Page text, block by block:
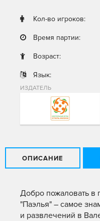
Кол-во игроков:
Время партии:
Возраст:
Язык:
ИЗДАТЕЛЬ
ОПИСАНИЕ
Добро пожаловать в
"Паэлья" – самое
и развлечений в